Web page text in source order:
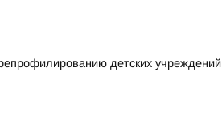
детских учреждений